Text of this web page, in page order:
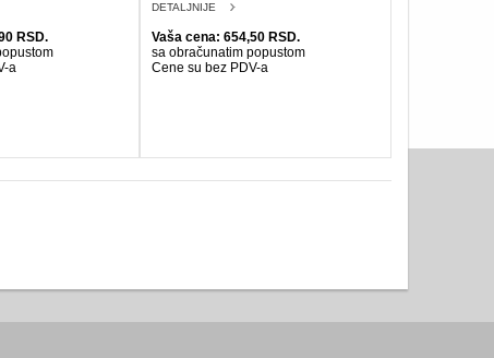
RSD.
a
DETALJNIJE
Vaša cena: 654,50 RSD.
sa obračunatim popustom
Cene su bez PDV-a